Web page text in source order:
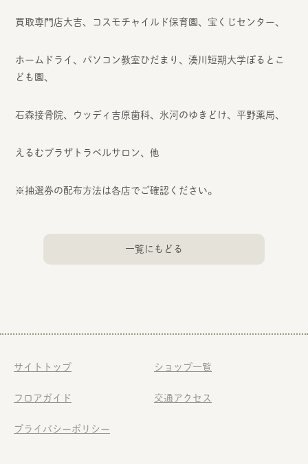
買取専門店大吉、コスモチャイルド保育園、宝くじセンター、
ホームドライ、パソコン教室ひだまり、湊川短期大学ぽるとこ
ども園､
石森接骨院、ウッディ吉原歯科、氷河のゆきどけ、平野薬局、
えるむプラザトラベルサロン、他
※ 抽選券の配布方法は各店でご確認ください。
一覧にもどる
サイトトップ ショップ一覧
フロアガイド 交通アクセス
プライバシーポリシー